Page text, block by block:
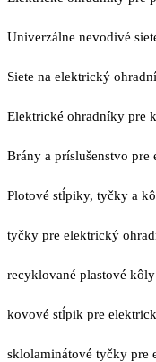
Univerzálne nevodivé
Siete na elektrický
Elektrické ohradníky pre
Brány a príslušenstvo pre
Plotové stĺpiky, tyčky a
tyčky pre elektrický
recyklované plastové
kovové stĺpik pre
sklolaminátové tyčky pre